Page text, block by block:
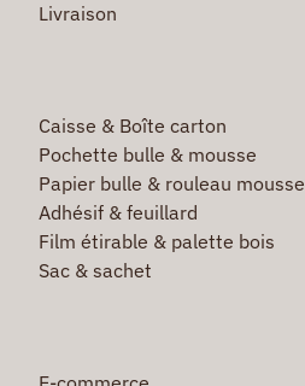
Livraison
Caisse & Boîte carton
Pochette bulle & mousse
Papier bulle & rouleau mousse
Adhésif & feuillard
Film étirable & palette bois
Sac & sachet